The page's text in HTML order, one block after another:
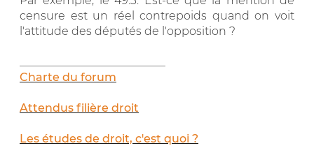
censure est un réel contrepoids quand on voit
l'attitude des députés de l'opposition ?
Charte du forum
Attendus filière droit
Les études de droit, c'est quoi ?